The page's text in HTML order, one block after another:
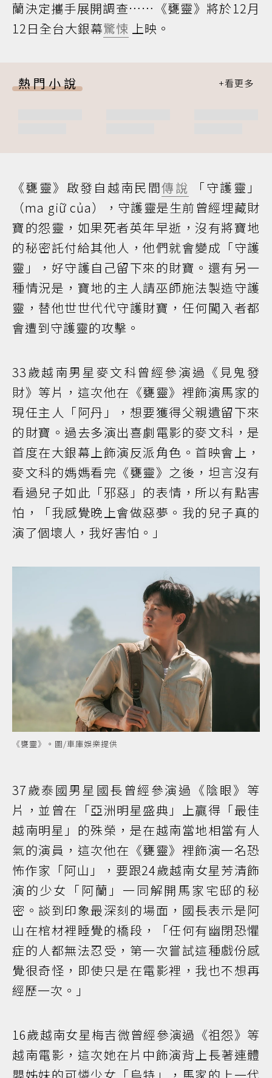
蘭決定攜手展開調查……《甕靈》將於12月
12日全台大銀幕驚悚 上映。
熱門小說
《甕靈》啟發自越南民間傳說
「守護靈」
（ma giữ của），守護靈是生前曾經埋藏財
寶的怨靈，如果死者英年早逝，沒有將寶地
的秘密託付給其他人，他們就會變成「守護
靈」，好守護自己留下來的財寶。還有另一
種情況是，寶地的主人請巫師施法製造守護
靈，替他世世代代守護財寶，任何闖入者都
會遭到守護靈的攻擊。
33歲越南男星麥文科曾經參演過《見鬼發
財》等片，這次他在《甕靈》裡飾演馬家的
現任主人「阿丹」，想要獲得父親遺留下來
的財寶。過去多演出喜劇電影的麥文科，是
首度在大銀幕上飾演反派角色。首映會上，
麥文科的媽媽看完《甕靈》之後，坦言沒有
看過兒子如此「邪惡」的表情，所以有點害
怕，「我感覺晚上會做惡夢。我的兒子真的
演了個壞人，我好害怕。」
《甕靈》。圖/車庫娛樂提供
37歲泰國男星國長曾經參演過《陰眼》等
片，並曾在「亞洲明星盛典」上贏得「最佳
越南明星」的殊榮，是在越南當地相當有人
氣的演員，這次他在《甕靈》裡飾演一名恐
怖作家「阿山」，要跟24歲越南女星芳清飾
演的少女「阿蘭」一同解開馬家宅邸的秘
密。談到印象最深刻的場面，國長表示是阿
山在棺材裡睡覺的橋段，「任何有幽閉恐懼
症的人都無法忍受，第一次嘗試這種戲份感
覺很奇怪，即使只是在電影裡，我也不想再
經歷一次。」
16歲越南女星梅吉微曾經參演過《祖怨》等
越南電影，這次她在片中飾演背上長著連體